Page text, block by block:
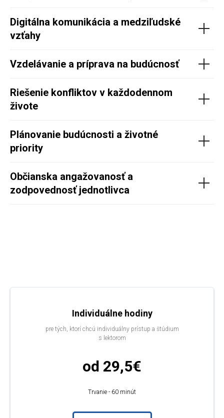
Digitálna komunikácia a medziľudské
vzťahy
Vzdelávanie a príprava na budúcnosť
Riešenie konfliktov v každodennom
živote
Plánovanie budúcnosti a životné
priority
Občianska angažovanosť a
zodpovednosť jednotlivca
Individuálne hodiny
pre tých, ktorí chcú individuálny prístup a štúdium
s lektorom
od 29,5€
Trvanie - 60 minút